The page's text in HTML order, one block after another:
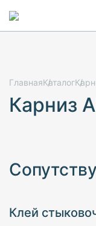
ГлавнаяКаталог
Карниз
Клей